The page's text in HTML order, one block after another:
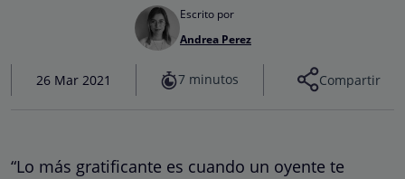
Escrito por
Andrea Perez
26 Mar 2021 7 minutos Compartir
“Lo más gratificante es cuando un oyente te